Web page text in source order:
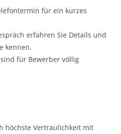
für ein kurzes
erfahren Sie Details und
kennen.
für Bewerber völlig
höchste Vertraulichkeit mit